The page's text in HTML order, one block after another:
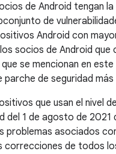
de Android tengan la
de
Android con
socios de Android que
se mencionan en
parche de seguridad
que usan el nivel
del 1 de agosto de 2021
problemas asociados
correcciones de todos